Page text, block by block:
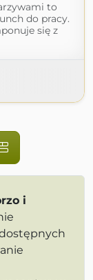
to
do pracy.
się z
i